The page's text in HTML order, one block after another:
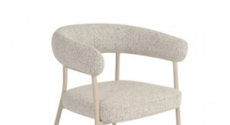
KRZESŁO RIANO BIAŁE